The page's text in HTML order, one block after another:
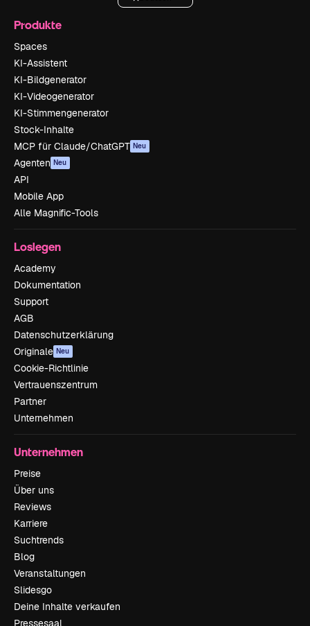
Produkte
Spaces
KI-Assistent
KI-Bildgenerator
KI-Videogenerator
KI-Stimmengenerator
Stock-Inhalte
MCP für Claude/ChatGPT Neu
Agenten Neu
API
Mobile App
Alle Magnific-Tools
Loslegen
Academy
Dokumentation
Support
AGB
Datenschutzerklärung
Originale Neu
Cookie-Richtlinie
Vertrauenszentrum
Partner
Unternehmen
Unternehmen
Preise
Über uns
Reviews
Karriere
Suchtrends
Blog
Veranstaltungen
Slidesgo
Deine Inhalte verkaufen
Pressesaal